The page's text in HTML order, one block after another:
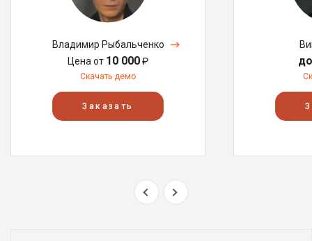
Владимир Рыбальченко
Цена от 10 000₽
Скачать демо
Заказать